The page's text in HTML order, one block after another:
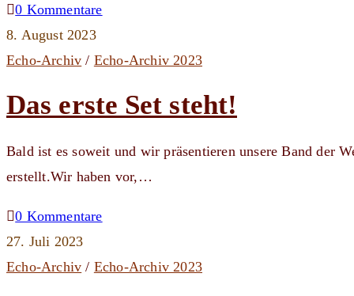
0 Kommentare
8. August 2023
Echo-Archiv / Echo-Archiv 2023
Das erste Set steht!
Bald ist es soweit und wir präsentieren unsere Band der
erstellt.Wir haben vor,…
0 Kommentare
27. Juli 2023
Echo-Archiv / Echo-Archiv 2023